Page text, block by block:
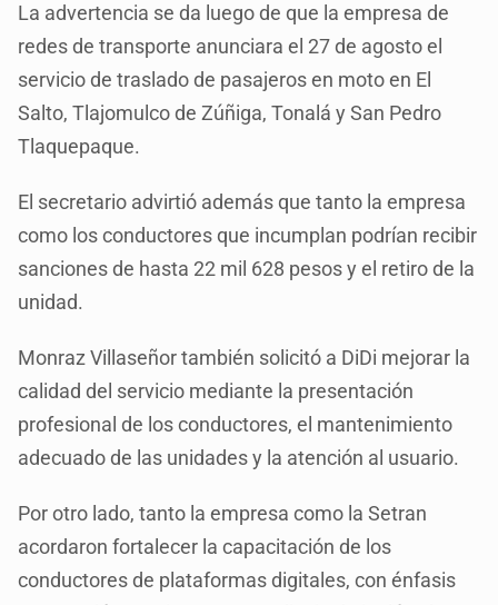
La advertencia se da luego de que la empresa de
redes de transporte anunciara el 27 de agosto el
servicio de traslado de pasajeros en moto en El
Salto, Tlajomulco de Zúñiga, Tonalá y San Pedro
Tlaquepaque.
El secretario advirtió además que tanto la empresa
como los conductores que incumplan podrían recibir
sanciones de hasta 22 mil 628 pesos y el retiro de la
unidad.
Monraz Villaseñor también solicitó a DiDi mejorar la
calidad del servicio mediante la presentación
profesional de los conductores, el mantenimiento
adecuado de las unidades y la atención al usuario.
Por otro lado, tanto la empresa como la Setran
acordaron fortalecer la capacitación de los
conductores de plataformas digitales, con énfasis